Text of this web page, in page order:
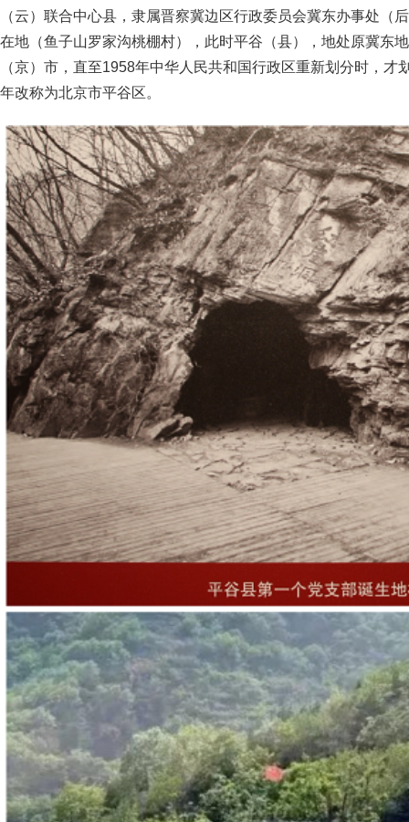
（云）联合中心县，隶属晋察冀边区行政委员会冀东办事处（
在地（鱼子山罗家沟桃棚村），此时平谷（县），地处原冀东
（京）市，直至1958年中华人民共和国行政区重新划分时，
年改称为北京市平谷区。